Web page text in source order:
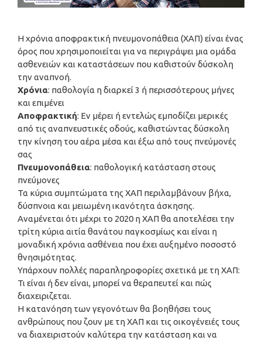
Η χρόνια αποφρακτική πνευμονοπάθεια (ΧΑΠ) είναι ένας
όρος που χρησιμοποιείται για να περιγράψει μια ομάδα
ασθενειών και καταστάσεων που καθιστούν δύσκολη
την αναπνοή.
Χρόνια: παθολογία η διαρκεί 3 ή περισσότερους μήνες
και επιμένει
Αποφρακτική: Εν μέρει ή εντελώς εμποδίζει μερικές
από τις αναπνευστικές οδούς, καθιστώντας δύσκολη
την κίνηση του αέρα μέσα και έξω από τους πνεύμονές
σας
Πνευμονοπάθεια: παθολογική κατάσταση στους
πνεύμονες
Τα κύρια συμπτώματα της ΧΑΠ περιλαμβάνουν βήχα,
δύσπνοια και μειωμένη ικανότητα άσκησης.
Αναμένεται ότι μέχρι το 2020 η ΧΑΠ θα αποτελέσει την
τρίτη κύρια αιτία θανάτου παγκοσμίως και είναι η
μοναδική χρόνια ασθένεια που έχει αυξημένο ποσοστό
θνησιμότητας.
Υπάρχουν πολλές παραπληροφορίες σχετικά με τη ΧΑΠ:
Τι είναι ή δεν είναι, μπορεί να θεραπευτεί και πώς
διαχειριζεται.
Η κατανόηση των γεγονότων θα βοηθήσει τους
ανθρώπους που ζουν με τη ΧΑΠ και τις οικογένειές τους
να διαχειριστούν καλύτερα την κατάσταση και να